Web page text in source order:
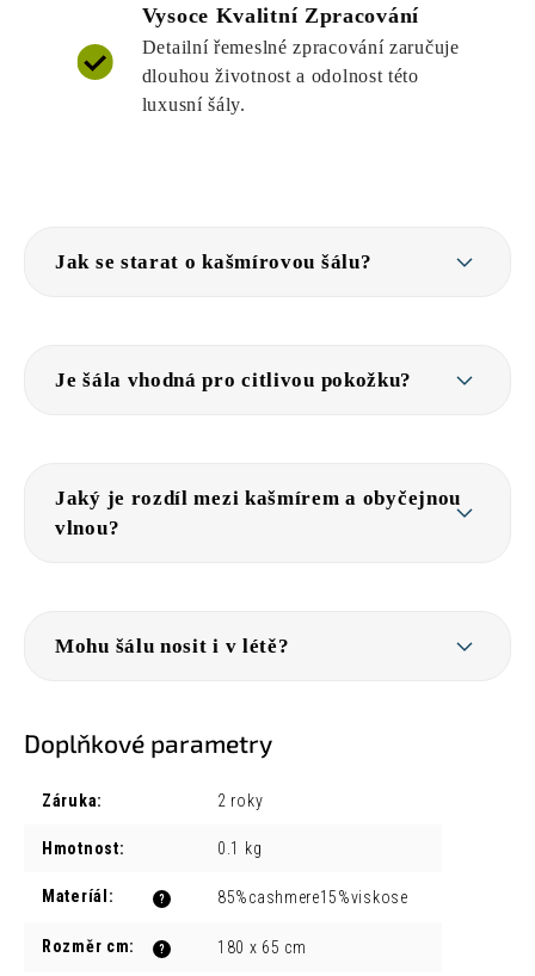
Vysoce Kvalitní Zpracování
Detailní řemeslné zpracování zaručuje
dlouhou životnost a odolnost této
luxusní šály.
Jak se starat o kašmírovou šálu?
Je šála vhodná pro citlivou pokožku?
Jaký je rozdíl mezi kašmírem a obyčejnou
vlnou?
Mohu šálu nosit i v létě?
Doplňkové parametry
Záruka: 2 roky
Hmotnost: 0.1 kg
?
Materíál : 85%cashmere15%viskose
?
Rozměr cm: 180 x 65 cm